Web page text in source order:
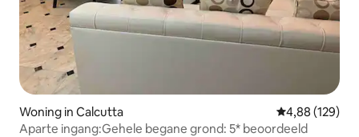
Woning in Calcutta Gemiddelde
4,88 (129)
Aparte ingang:Gehele begane grond: 5* beoordeeld